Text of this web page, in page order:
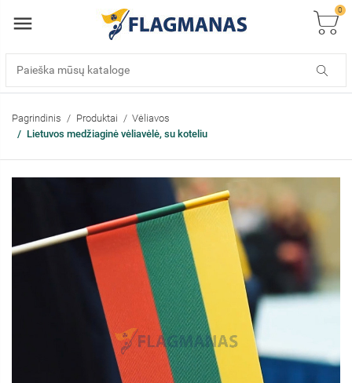
0
Pagrindinis Produktai
Vėliavos
Lietuvos medžiaginė vėliavėlė, su koteliu